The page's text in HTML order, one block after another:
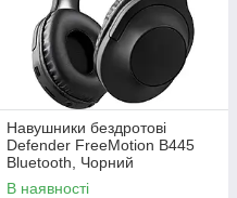
Навушники бездротові
Defender FreeMotion B445
Bluetooth, Чорний
В наявності